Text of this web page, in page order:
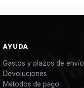
AYUDA
Gastos y plazos de envío
Devoluciones
Métodos de pago